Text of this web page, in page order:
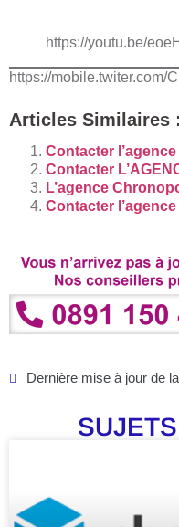
https://youtu.be/
https://mobile.twiter.com/
Articles Similaires :
Contacter
Contacter
L’agence
Contacter
Dernière mise à jour de